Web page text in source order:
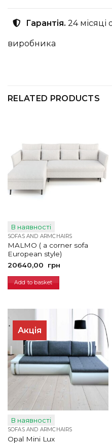
Гарантія. 24 місяці
виробника
RELATED PRODUCTS
В наявності
SOFAS AND ARMCHAIRS
MALMO ( a corner sofa
European style)
20640,00
грн
Add to basket
Акція
В наявності
SOFAS AND ARMCHAIRS
Opal Mini Lux